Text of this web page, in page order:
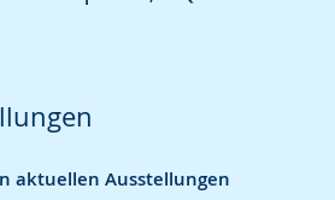
aktuellen Ausstellungen